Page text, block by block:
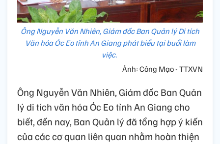
Ông Nguyễn Văn Nhiên, Giám đốc Ban Quản lý Di tích
Văn hóa Óc Eo tỉnh An Giang phát biểu tại buổi làm
việc.
Ảnh: Công Mạo - TTXVN
Ông Nguyễn Văn Nhiên, Giám đốc Ban Quản
lý di tích văn hóa Óc Eo tỉnh An Giang cho
biết, đến nay, Ban Quản lý đã tổng hợp ý kiến
của các cơ quan liên quan nhằm hoàn thiện